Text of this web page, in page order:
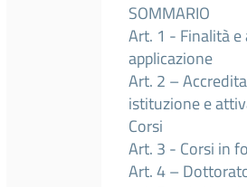
SOMMARIO
Art. 1 - Finalità
applicazione
Art. 2 –
istituzione e
Corsi
Art. 3 - Corsi in
Art. 4 –